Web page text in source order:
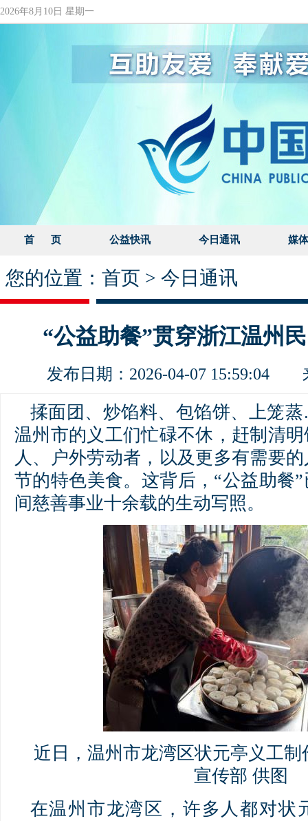
2026年8月10日 星期一
首 页 公益快讯 今日通讯 媒
您的位置： 首页 > 今日通讯
“公益助餐”贯穿浙江温州
发布日期：2026-04-07 15:59:04
揉面团、炒馅料、包馅饼、上笼
温州市的义工们忙碌不休，赶制清
人、户外劳动者，以及更多有需要
节的特色美食。这背后，“公益助餐
间慈善事业十余载的生动写照。
近日，温州市龙湾区状元亭义工
宣传部 供图
在温州市龙湾区，许多人都对状